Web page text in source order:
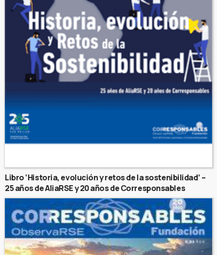
Libro ‘Historia, evolución y retos de la sostenibilidad’ –
25 años de AliaRSE y 20 años de Corresponsables